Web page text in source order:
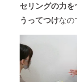
セリングの力
うってつけなの